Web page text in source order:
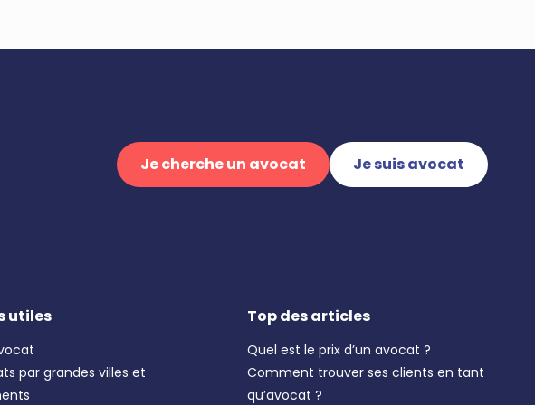
Je cherche un avocat Je suis avocat
utiles
par grandes villes et
Top des articles
Quel est le prix d’un avocat ?
Comment trouver ses clients en tant
qu’avocat ?